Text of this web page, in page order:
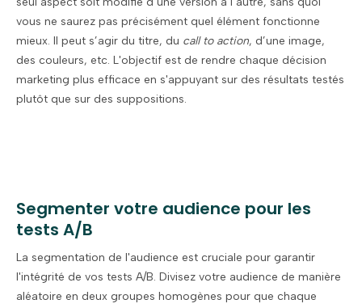
vous ne saurez pas précisément quel élément fonctionne
mieux. Il peut s’agir du titre, du call to action, d’une image,
des couleurs, etc. L'objectif est de rendre chaque décision
marketing plus efficace en s'appuyant sur des résultats testés
plutôt que sur des suppositions.
Segmenter votre audience pour les
tests A/B
La segmentation de l'audience est cruciale pour garantir
l'intégrité de vos tests A/B. Divisez votre audience de manière
aléatoire en deux groupes homogènes pour que chaque